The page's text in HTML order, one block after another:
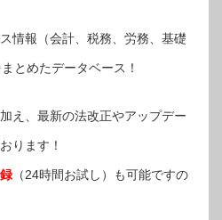
情報（会計、税務、労務、基礎
とめたデータベース！
え、最新の法改正やアップデー
ります！
（24時間お試し）も可能ですの